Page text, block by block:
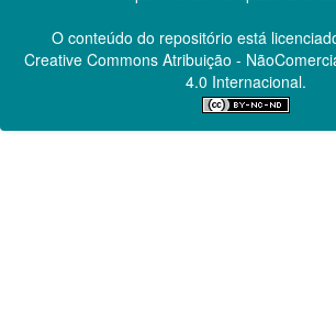
O conteúdo do repositório está
Creative CommonsAtribuição -
4.0 Internacional.